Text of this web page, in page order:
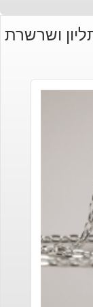
ושרשרת